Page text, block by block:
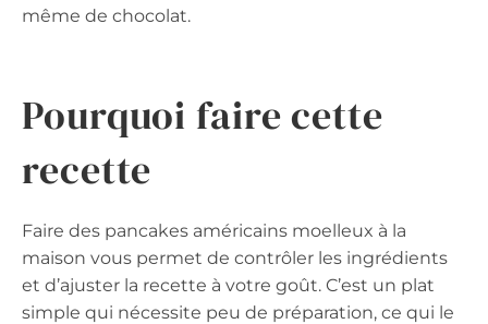
même de chocolat.
Pourquoi faire cette
recette
Faire des pancakes américains moelleux à la
maison vous permet de contrôler les ingrédients
et d’ajuster la recette à votre goût. C’est un plat
simple qui nécessite peu de préparation, ce qui le